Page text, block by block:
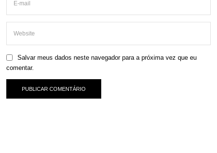
Salvar meus dados neste navegador para a próxima vez que eu
comentar.